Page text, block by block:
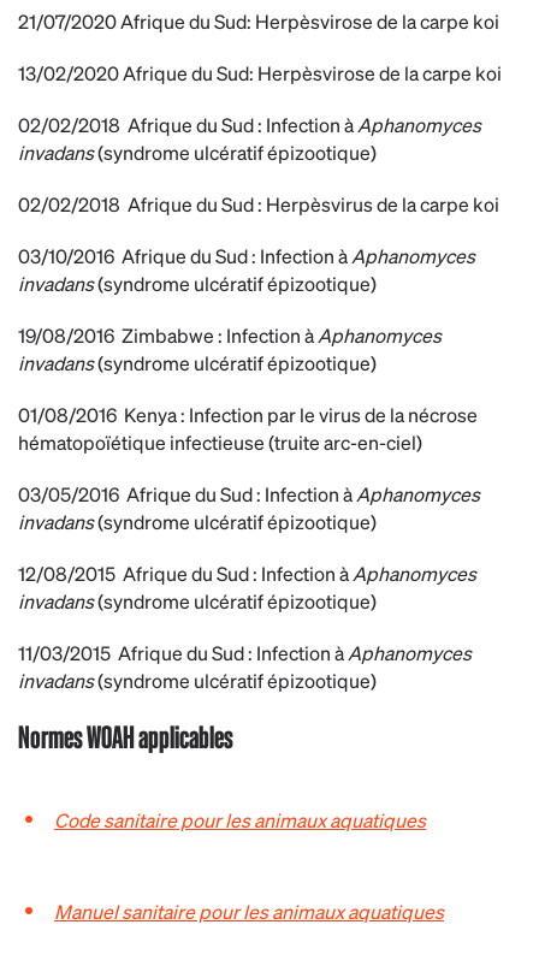
21/07/2020Afrique du Sud: Herpèsvirose de la carpe koi
13/02/2020 Afrique du Sud: Herpèsvirose de la carpe koi
02/02/2018 Afrique du Sud : Infection àAphanomyces
invadans(syndrome ulcératif épizootique)
02/02/2018 Afrique du Sud: Herpèsvirus de la carpe koi
03/10/2016 Afrique du Sud: Infection àAphanomyces
invadans(syndrome ulcératif épizootique)
19/08/2016 Zimbabwe : Infection àAphanomyces
invadans(syndrome ulcératif épizootique)
01/08/2016 Kenya : Infection par le virus de la nécrose
hématopoïétique infectieuse (truite arc-en-ciel)
03/05/2016 Afrique du Sud: Infection àAphanomyces
invadans(syndrome ulcératif épizootique)
12/08/2015 Afrique du Sud: Infection àAphanomyces
invadans(syndrome ulcératif épizootique)
11/03/2015 Afrique du Sud: Infection àAphanomyces
invadans(syndrome ulcératif épizootique)
Normes WOAH applicables
Code sanitaire pour les animaux aquatiques
Manuel sanitaire pour les animaux aquatiques